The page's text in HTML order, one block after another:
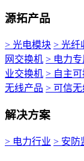
源拓产品
> 光电模块 > 光纤
网交换机 > 电力
业交换机 > 自主
无线产品 > 可信
解决方案
> 电力行业 > 安防